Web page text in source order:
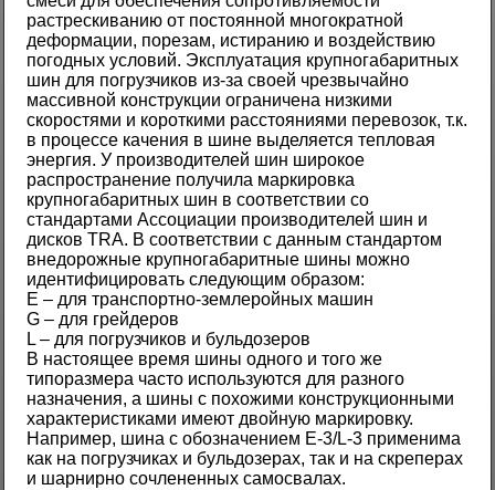
растрескиванию от постоянной многократной
деформации, порезам, истиранию и воздействию
погодных условий. Эксплуатация крупногабаритных
шин для погрузчиков из-за своей чрезвычайно
массивной конструкции ограничена низкими
скоростями и короткими расстояниями перевозок, т.к.
в процессе качения в шине выделяется тепловая
энергия. У производителей шин широкое
распространение получила маркировка
крупногабаритных шин в соответствии со
стандартами Ассоциации производителей шин и
дисков TRA. В соответствии с данным стандартом
внедорожные крупногабаритные шины можно
идентифицировать следующим образом:
E – для транспортно-землеройных машин
G – для грейдеров
L – для погрузчиков и бульдозеров
В настоящее время шины одного и того же
типоразмера часто используются для разного
назначения, а шины с похожими конструкционными
характеристиками имеют двойную маркировку.
Например, шина с обозначением E-3/L-3 применима
как на погрузчиках и бульдозерах, так и на скреперах
и шарнирно сочлененных самосвалах.